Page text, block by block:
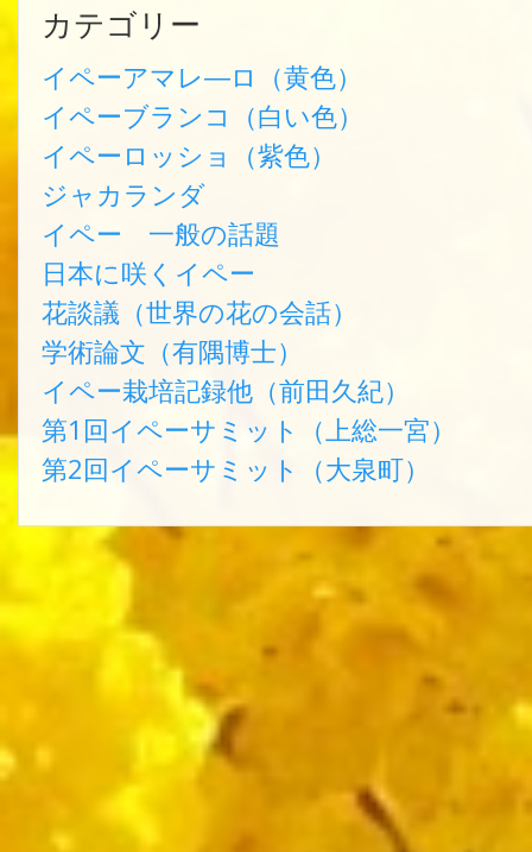
カテゴリー
イペーアマレ―ロ（黄色）
イペーブランコ（白い色）
イペーロッショ（紫色）
ジャカランダ
イペー 一般の話題
日本に咲くイペー
花談議（世界の花の会話）
学術論文（有隅博士）
イペー栽培記録他（前田久紀）
第1回イペーサミット（上総一宮）
第2回イペーサミット（大泉町）